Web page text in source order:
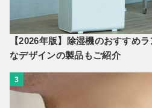
【2026年版】除湿機のおすすめ
なデザインの製品もご紹介
3